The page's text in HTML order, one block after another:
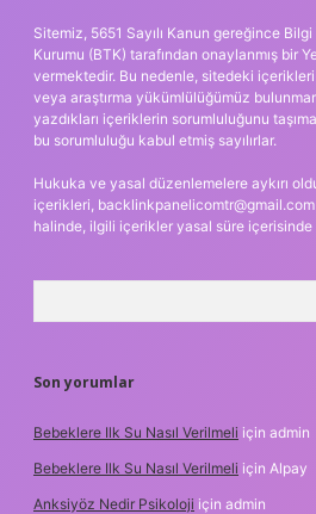
Sitemiz, 5651 Sayılı Kanun gereğince
Kurumu (BTK) tarafından onaylanmış bir
vermektedir. Bu nedenle, sitedeki
veya araştırma yükümlülüğümüz
yazdıkları içeriklerin sorumluluğunu
bu sorumluluğu kabul etmiş sayılırlar.
Hukuka ve yasal düzenlemelere aykırı
içerikleri, backlinkpanelicomtr@gmail.com
halinde, ilgili içerikler yasal süre içerisinde
Son yorumlar
Bebeklere Ilk Su Nasıl Verilmeli için admin
Bebeklere Ilk Su Nasıl Verilmeli için Alpay
Anksiyöz Nedir Psikoloji için admin